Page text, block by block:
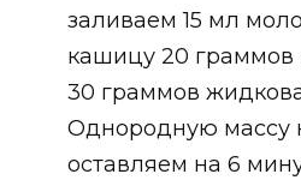
заливаем 15 мл
кашицу 20 граммов
30 граммов
Однородную массу
оставляем на 6